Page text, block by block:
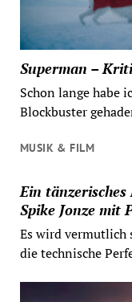
Superman –
Schon lange habe
Blockbuster
MUSIK & FILM
Ein tänzerisches
Spike Jonze mit
Es wird vermutlich
die technische